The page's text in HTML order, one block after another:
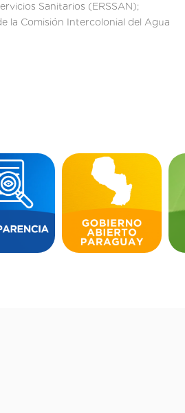
Sanitarios (ERSSAN);
la Comisión Intercolonial del Agua